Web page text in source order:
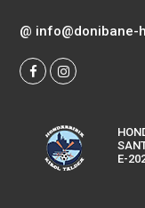
@ info@donibane-
E-